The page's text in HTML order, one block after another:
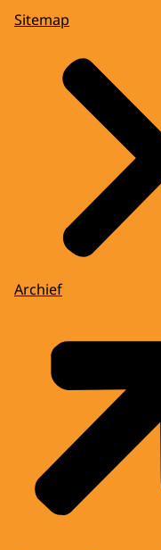
Sitemap
Archief